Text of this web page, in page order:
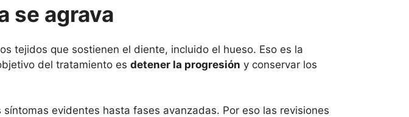
se agrava
tejidos que sostienen el diente, incluido el hueso. Eso es la
del tratamiento es detener la progresión y conservar los
evidentes hasta fases avanzadas. Por eso las revisiones